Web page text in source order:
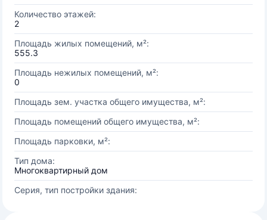
Количество этажей:
2
Площадь жилых помещений, м²:
555.3
Площадь нежилых помещений, м²:
0
Площадь зем. участка общего имущества, м²:
Площадь помещений общего имущества, м²:
Площадь парковки, м²:
Тип дома:
Многоквартирный дом
Серия, тип постройки здания: